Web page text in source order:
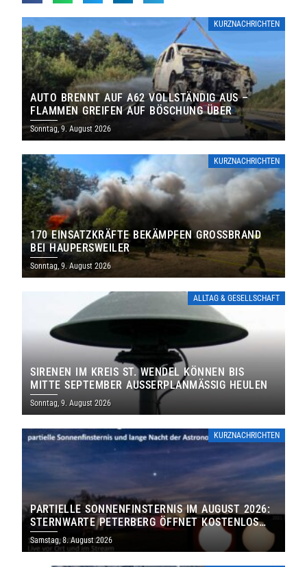
KURZNACHRICHTEN
AUTO BRENNT AUF A62 VOLLSTÄNDIG AUS –
FLAMMEN GREIFEN AUF BÖSCHUNG ÜBER
Sonntag, 9. August 2026
KURZNACHRICHTEN
170 EINSATZKRÄFTE BEKÄMPFEN GROSSBRAND B
EI HAUPERSWEILER
Sonntag, 9. August 2026
ALLTAG & GESELLSCHAFT
SIRENEN IM KREIS ST. WENDEL KÖNNEN BIS
MITTE SEPTEMBER AUSSERPLANMÄSSIG HEULEN
Sonntag, 9. August 2026
KURZNACHRICHTEN
PARTIELLE SONNENFINSTERNIS IM AUGUST 2026:
STERNWARTE PETERBERG ÖFFNET KOSTENLOS
IHRE TORE
Samstag, 8. August 2026